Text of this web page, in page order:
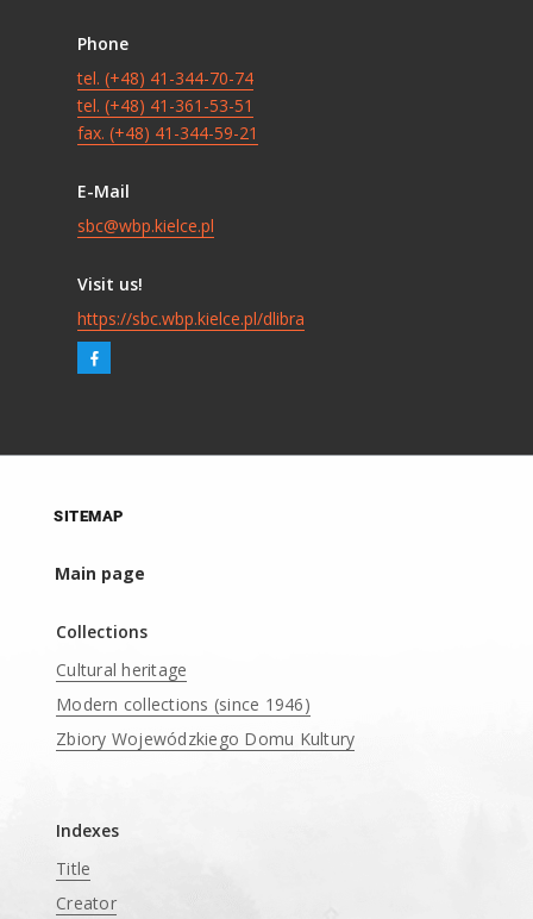
Phone
tel. (+48) 41-344-70-74
tel. (+48) 41-361-53-51
fax. (+48) 41-344-59-21
E-Mail
sbc@wbp.kielce.pl
Visit us!
https://sbc.wbp.kielce.pl/dlibra
SITEMAP
Main page
Collections
Cultural heritage
Modern collections (since 1946)
Zbiory Wojewódzkiego Domu Kultury
Indexes
Title
Creator